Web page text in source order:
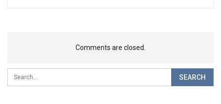
Comments are closed.